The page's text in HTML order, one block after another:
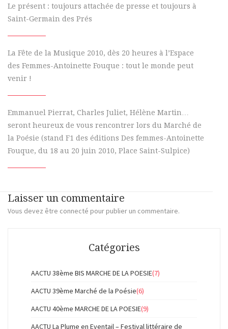
Le présent : toujours attachée de presse et toujours à
Saint-Germain des Prés
La Fête de la Musique 2010, dès 20 heures à l’Espace
des Femmes-Antoinette Fouque : tout le monde peut
venir !
Emmanuel Pierrat, Charles Juliet, Hélène Martin…
seront heureux de vous rencontrer lors du Marché de
la Poésie (stand F1 des éditions Des femmes-Antoinette
Fouque, du 18 au 20 juin 2010, Place Saint-Sulpice)
Laisser un commentaire
Vous devez être connecté pour publier un commentaire.
Catégories
AACTU 38ème BIS MARCHE DE LA POESIE(7)
AACTU 39ème Marché de la Poésie(6)
AACTU 40ème MARCHE DE LA POESIE(9)
AACTU La Plume en Eventail – Festival littéraire de